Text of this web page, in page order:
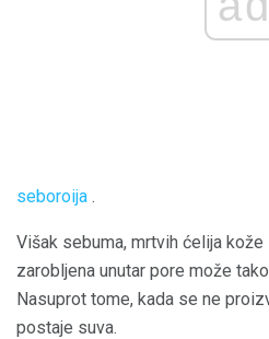
seboroija .
Višak sebuma, mrtvih ćelija
zarobljena unutar pore može
Nasuprot tome, kada se ne
postaje suva.